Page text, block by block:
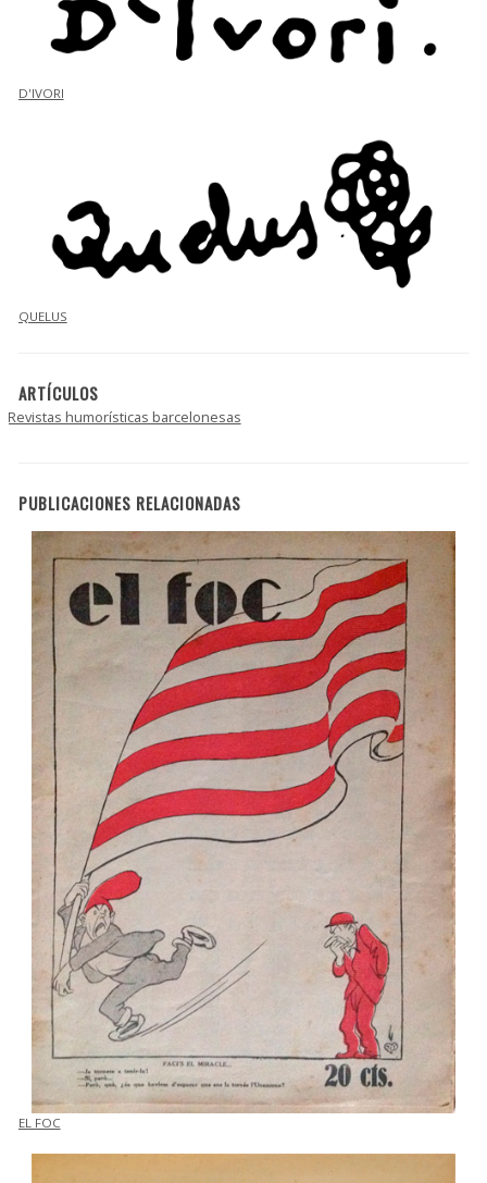
D'IVORI
QUELUS
ARTÍCULOS
Revistas humorísticas barcelonesas
PUBLICACIONES RELACIONADAS
EL FOC